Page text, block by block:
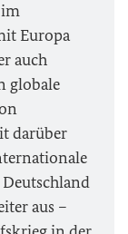
Europa
auch
globale
darüber
aus –